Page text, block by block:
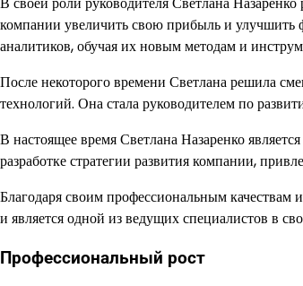
компании увеличить свою прибыль и
аналитиков, обучая их новым методам и
После некоторого времени Светлана решила
технологий. Она стала руководителем по
В настоящее время Светлана Назаренко
разработке стратегии развития компании,
Благодаря своим профессиональным качествам
и является одной из ведущих специалистов в
Профессиональный рост